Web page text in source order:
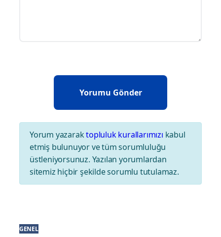
Yorum yazaraktopluluk kurallarımızı kabul
etmiş bulunuyor ve tüm sorumluluğu
üstleniyorsunuz. Yazılan yorumlardan
sitemiz hiçbir şekilde sorumlu tutulamaz.
GENEL